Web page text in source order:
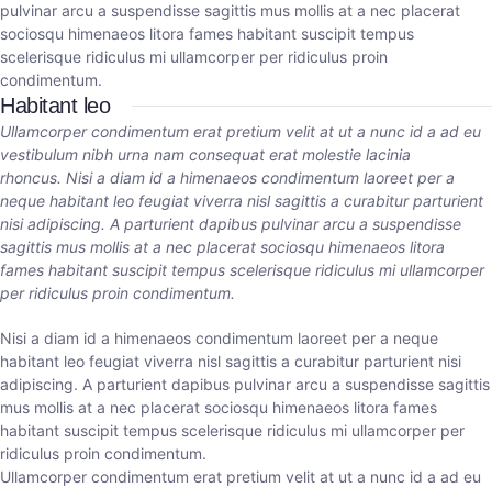
pulvinar arcu a suspendisse sagittis mus mollis at a nec placerat
sociosqu himenaeos litora fames habitant suscipit tempus
scelerisque ridiculus mi ullamcorper per ridiculus proin
condimentum.
Habitant leo
Ullamcorper condimentum erat pretium velit at ut a nunc id a ad eu
vestibulum nibh urna nam consequat erat molestie lacinia
rhoncus. Nisi a diam id a himenaeos condimentum laoreet per a
neque habitant leo feugiat viverra nisl sagittis a curabitur parturient
nisi adipiscing. A parturient dapibus pulvinar arcu a suspendisse
sagittis mus mollis at a nec placerat sociosqu himenaeos litora
fames habitant suscipit tempus scelerisque ridiculus mi ullamcorper
per ridiculus proin condimentum.
Nisi a diam id a himenaeos condimentum laoreet per a neque
habitant leo feugiat viverra nisl sagittis a curabitur parturient nisi
adipiscing. A parturient dapibus pulvinar arcu a suspendisse sagittis
mus mollis at a nec placerat sociosqu himenaeos litora fames
habitant suscipit tempus scelerisque ridiculus mi ullamcorper per
ridiculus proin condimentum.
Ullamcorper condimentum erat pretium velit at ut a nunc id a ad eu